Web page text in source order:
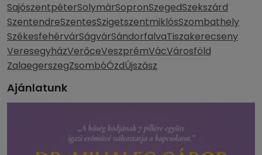
SajószentpéterSolymárSopronSzegedSzekszárd
SzentendreSzentesSzigetszentmiklósSzombathely
SzékesfehérvárSágvárSándorfalvaTiszakerecseny
VeresegyházVerőceVeszprémVácVárosföld
ZalaegerszegZsombóÓzdÚjszász
Ajánlatunk